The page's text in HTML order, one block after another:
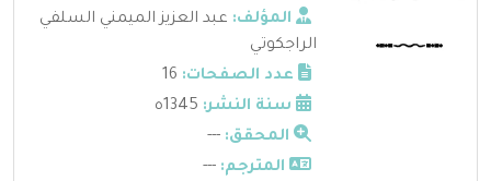
المؤلف: عبد العزيز الميمني السلفي
الراجكوتي
عدد الصفحات:
سنة النشر:
المحقق: ---
المترجم: ---